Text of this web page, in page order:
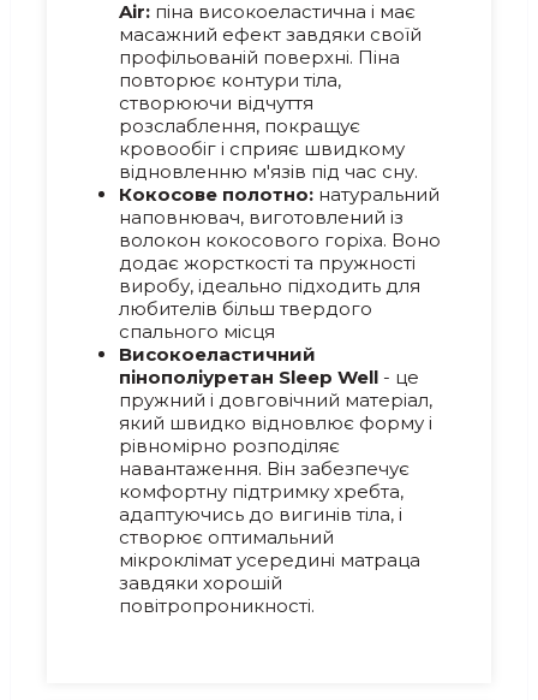
Air: піна високоеластична і має
масажний ефект завдяки своїй
профільованій поверхні. Піна
повторює контури тіла,
створюючи відчуття
розслаблення, покращує
кровообіг і сприяє швидкому
відновленню м'язів під час сну.
Кокосове полотно: натуральний
наповнювач, виготовлений із
волокон кокосового горіха. Воно
додає жорсткості та пружності
виробу, ідеально підходить для
любителів більш твердого
спального місця
Високоеластичний
пінополіуретан Sleep Well - це
пружний і довговічний матеріал,
який швидко відновлює форму і
рівномірно розподіляє
навантаження. Він забезпечує
комфортну підтримку хребта,
адаптуючись до вигинів тіла, і
створює оптимальний
мікроклімат усередині матраца
завдяки хорошій
повітропроникності.